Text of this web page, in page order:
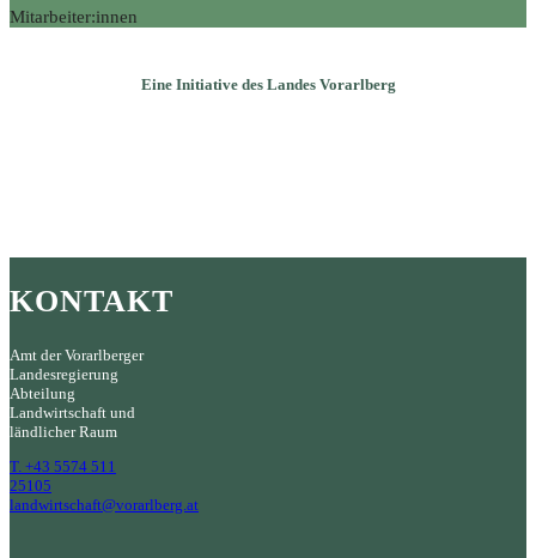
Mitarbeiter:innen
Eine Initiative des Landes Vorarlberg
KONTAKT
Amt der Vorarlberger
Landesregierung
Abteilung
Landwirtschaft und
ländlicher Raum
T. +43 5574 511
25105
landwirtschaft@vorarlberg.at